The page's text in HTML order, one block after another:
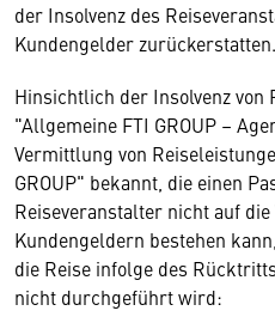
der Insolvenz des
Kundengelder zurückerstatten.
Hinsichtlich der Insolvenz von
"Allgemeine FTI GROUP –
Vermittlung von
GROUP" bekannt, die einen
Reiseveranstalter nicht auf
Kundengeldern bestehen
die Reise infolge des
nicht durchgeführt wird: